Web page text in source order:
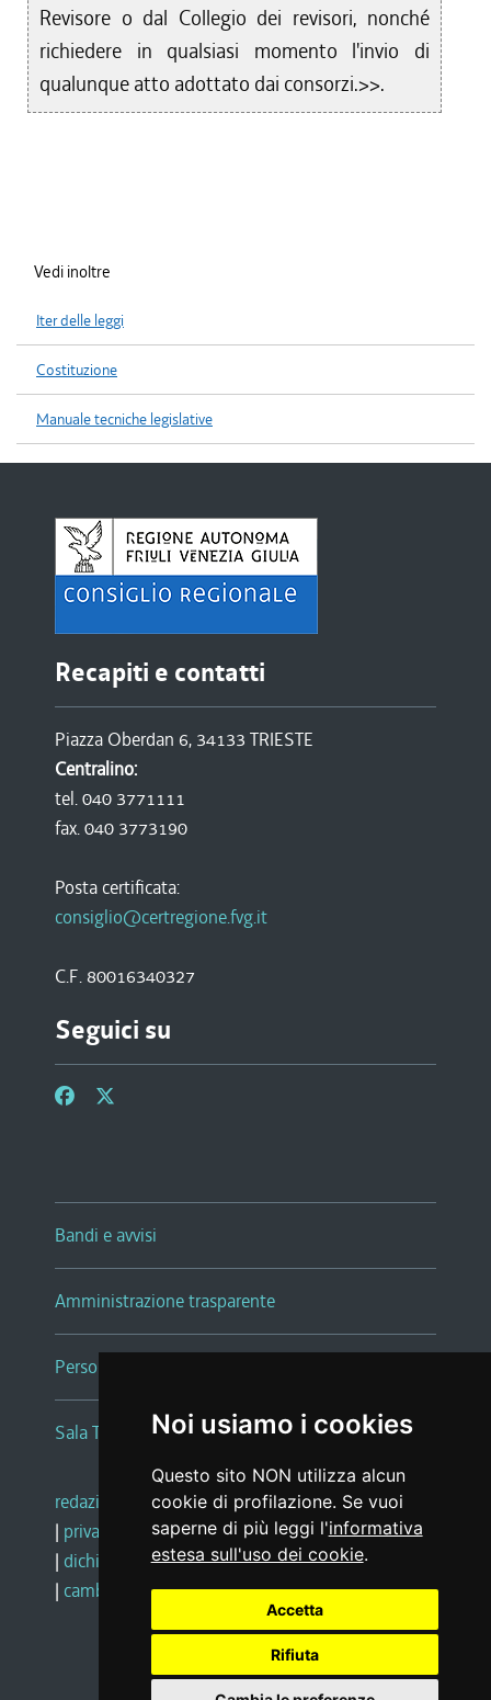
Noi usiamo i cookies
Questo sito NON utilizza alcun
cookie di profilazione. Se vuoi
saperne di più leggi l'informativa
estesa sull'uso dei cookie.
Accetta
Rifiuta
Revisore o dal Collegio dei revisori, nonché
richiedere in qualsiasi momento l'invio di
qualunque atto adottato dai consorzi.>>.
Vedi inoltre
Iter delle leggi
Costituzione
Manuale tecniche legislative
Recapiti e contatti
Piazza Oberdan 6, 34133 TRIESTE
Centralino:
tel. 040 3771111
fax. 040 3773190
Posta certificata:
consiglio@certregione.fvg.it
C.F. 80016340327
Seguici su
Bandi e avvisi
Amministrazione trasparente
Persone e Uffici
Sala Tiziano Tessitori
redazione web |note legali |glossario
| privacy
social media policy
| dichiarazione di accessibilità |feedback
| cambio preferenze cookie
Realizzato da